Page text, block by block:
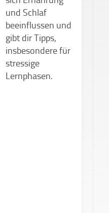
und Schlaf
beeinflussen und
gibt dir Tipps,
insbesondere für
stressige
Lernphasen.